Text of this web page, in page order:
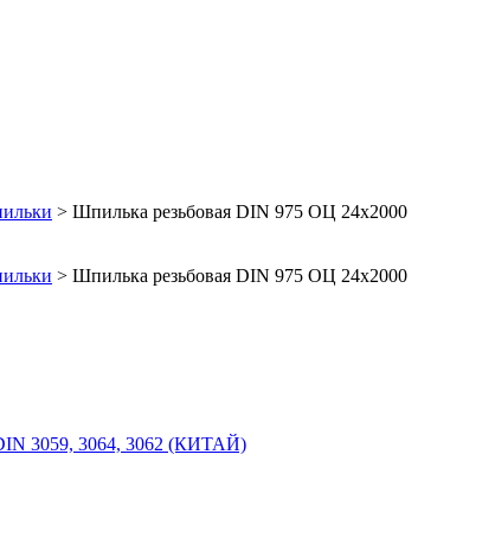
> Шпилька резьбовая DIN 975 ОЦ 24х2000
> Шпилька резьбовая DIN 975 ОЦ 24х2000
3059, 3064, 3062 (КИТАЙ)